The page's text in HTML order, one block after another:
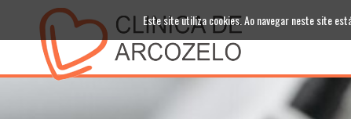
Este site utiliza cookies. Ao navegar neste site